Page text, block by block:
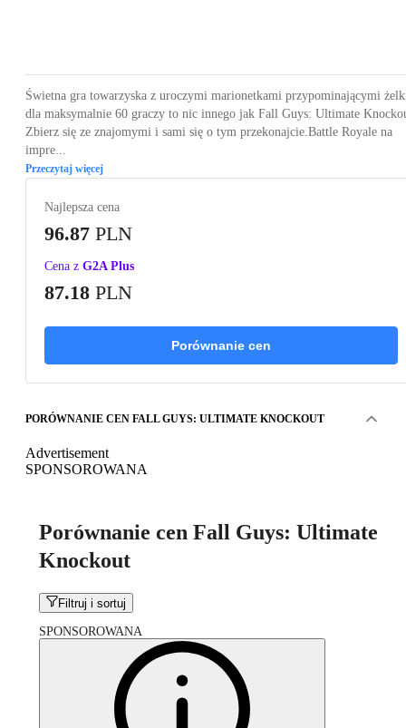
Świetna gra towarzyska z uroczymi marionetkami przypominającymi
dla maksymalnie 60 graczy to nic innego jak Fall Guys: Ultimate
Zbierz się ze znajomymi i sami się o tym przekonajcie.Battle Royale na
impre...
Przeczytaj więcej
Najlepsza cena
96.87 PLN
Cena z G2A Plus
87.18 PLN
Porównanie cen
PORÓWNANIE CEN FALL GUYS: ULTIMATE KNOCKOUT
Advertisement
SPONSOROWANA
Porównanie cen Fall Guys: Ultimate
Knockout
Filtruj i sortuj
SPONSOROWANA